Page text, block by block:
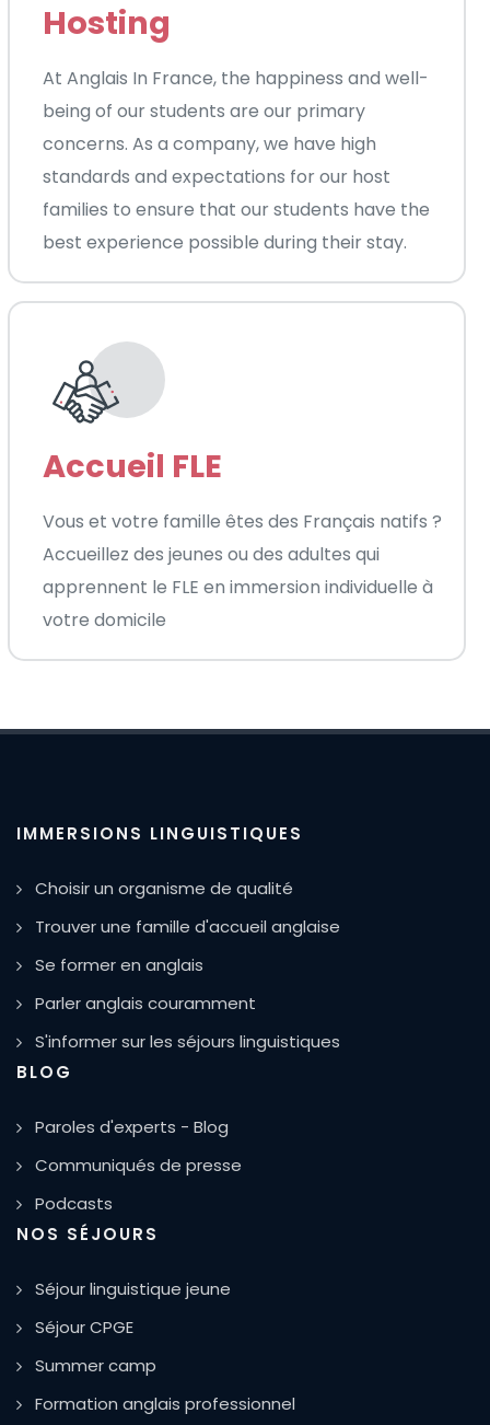
Hosting
At Anglais In France, the happiness and well-
being of our students are our primary
concerns. As a company, we have high
standards and expectations for our host
families to ensure that our students have the
best experience possible during their stay.
Accueil FLE
Vous et votre famille êtes des Français natifs ?
Accueillez des jeunes ou des adultes qui
apprennent le FLE en immersion individuelle à
votre domicile
IMMERSIONS LINGUISTIQUES
Choisir un organisme de qualité
Trouver une famille d'accueil anglaise
Se former en anglais
Parler anglais couramment
S'informer sur les séjours linguistiques
BLOG
Paroles d'experts - Blog
Communiqués de presse
Podcasts
NOS SÉJOURS
Séjour linguistique jeune
Séjour CPGE
Summer camp
Formation anglais professionnel